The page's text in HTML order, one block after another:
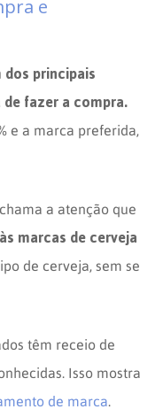
e
dos principais
fazer a compra.
e a marca preferida,
a atenção que
marcas de cerveja
de cerveja, sem se
têm receio de
Isso mostra
de marca